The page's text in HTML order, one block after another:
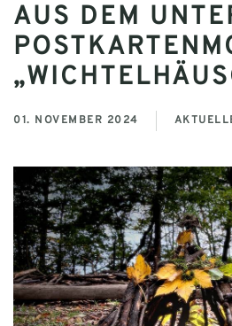
AUS DEM
01. NOVEMBER 2024